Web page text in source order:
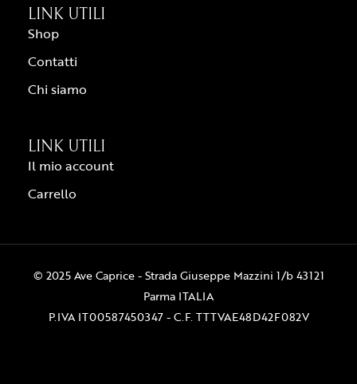
LINK UTILI
Shop
Contatti
Chi siamo
LINK UTILI
Il mio account
Carrello
© 2025 Ave Caprice - Strada Giuseppe Mazzini 1/b 43121
Parma ITALIA
P.IVA IT00587450347 - C.F. TTTVAE48D42F082V